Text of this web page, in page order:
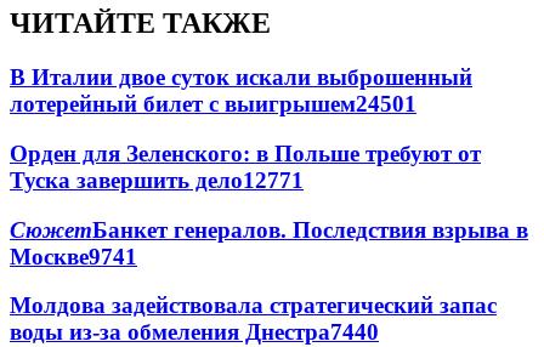
ЧИТАЙТЕ ТАКЖЕ
В Италии двое суток искали выброшенный
лотерейный билет с выигрышем24501
Орден для Зеленского: в Польше требуют от
Туска завершить дело12771
СюжетБанкет генералов. Последствия взрыва в
Москве9741
Молдова задействовала стратегический запас
воды из-за обмеления Днестра7440